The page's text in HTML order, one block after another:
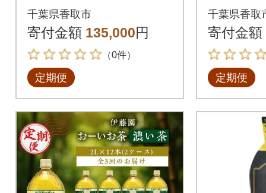
本(2ケース)伊藤園全6
回
千葉県香取市
寄付金額 135,000円
（0件）
定期便
L×12本
千葉県香取
寄付金額
定期便